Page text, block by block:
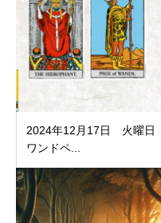
2024年12月17日 火曜日
ワンドペ...